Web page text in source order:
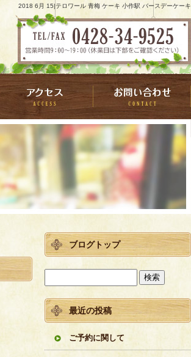
2018 6月 15|テロワール 青梅 ケーキ 小作駅 バースデーケーキ
ブログトップ
最近の投稿
ご予約に関して